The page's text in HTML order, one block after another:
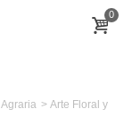
0
Agraria > Arte Floral y